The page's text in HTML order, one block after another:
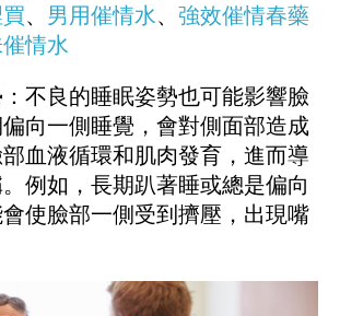
、 男用催情水、 強效催情春藥
情水
良的睡眠姿勢也可能影響臉
向一側睡覺，會對側面部造成
血液循環和肌肉發育，進而導
例如，長期趴著睡或總是偏向
使臉部一側受到擠壓，出現嘴